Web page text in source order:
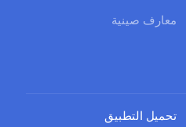
معارف صينية
تحميل التطبيق